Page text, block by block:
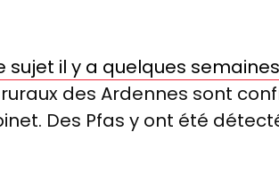
sujet il y a quelques semaines
des Ardennes sont
Des Pfas y ont été